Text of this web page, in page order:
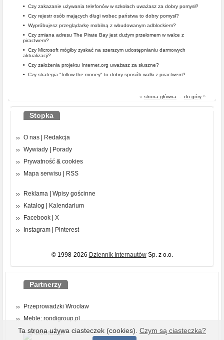
• Czy zakazanie używania telefonów w szkołach uważasz za dobry pomysł?
• Czy rejestr osób mających długi wobec państwa to dobry pomysł?
• Wypróbujesz przeglądarkę mobilną z wbudowanym adblockiem?
• Czy zmiana adresu The Pirate Bay jest dużym przełomem w walce z
piractwem?
• Czy Microsoft mógłby zyskać na szerszym udostępnianiu darmowych
aktualizacji?
• Czy założenia projektu Internet.org uważasz za słuszne?
• Czy strategia "follow the money" to dobry sposób walki z piractwem?
« strona główna - do góry ^
Stopka
O nas
Redakcja
Wywiady
Porady
Prywatność & cookies
Mapa serwisu
RSS
Reklama
Wpisy gościnne
Katalog
Kalendarium
Facebook
X
Instagram
Pinterest
© 1998-2026 Dziennik InternautówSp. z o.o.
Partnerzy
Przeprowadzki Wrocław
Meble: rondigroup.pl
Ta strona używa ciasteczek (cookies). Czym są ciasteczka?